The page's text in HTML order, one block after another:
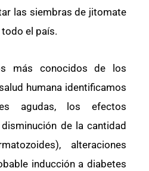
las siembras de jitomate
todo el país.
más conocidos de los
humana identificamos
agudas, los efectos
de la cantidad
alteraciones
inducción a diabetes